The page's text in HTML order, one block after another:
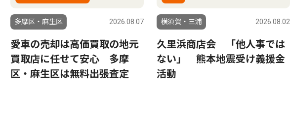
多摩区・麻生区 2026.08.07
愛車の売却は高価買取の地元
買取店に任せて安心 多摩
区・麻生区は無料出張査定
横須賀・三浦 2026.08.02
久里浜商店会 「他人事では
ない」 熊本地震受け義援金
活動